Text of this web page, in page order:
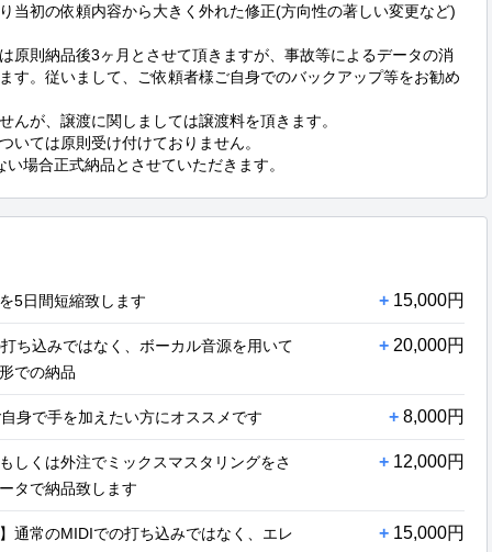
当初の依頼内容から大きく外れた修正(方向性の著しい変更など)
原則納品後3ヶ月とさせて頂きますが、事故等によるデータの消
す。従いまして、ご依頼者様ご自身でのバックアップ等をお勧め
が、譲渡に関しましては譲渡料を頂きます。
ては原則受け付けておりません。
場合正式納品とさせていただきます。
日間短縮致します + 15,000円
込みではなく、ボーカル音源を用いて
での納品
+ 20,000円
で手を加えたい方にオススメです + 8,000円
くは外注でミックスマスタリングをさ
タで納品致します
+ 12,000円
常のMIDIでの打ち込みではなく、エレ + 15,000円